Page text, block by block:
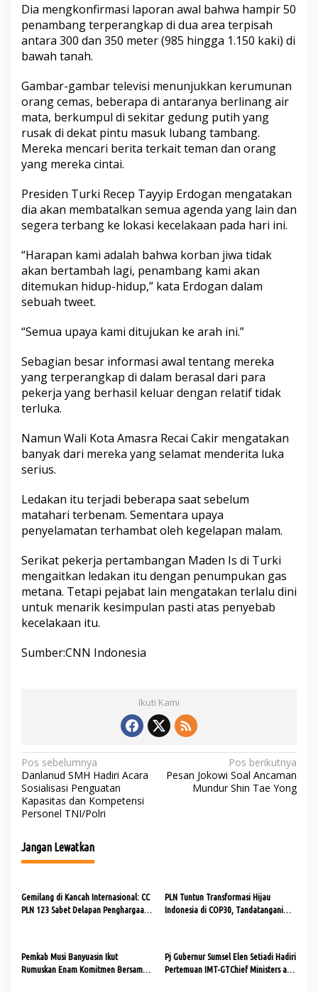
5
0
M
a
h
T
e
r
p
e
g
k
a
Dia mengkonfirmasi laporan awal bahwa hampir 50
penambang terperangkap di dua area terpisah
antara 300 dan 350 meter (985 hingga 1.150 kaki) di
bawah tanah.
Gambar-gambar televisi menunjukkan kerumunan
orang cemas, beberapa di antaranya berlinang air
mata, berkumpul di sekitar gedung putih yang
rusak di dekat pintu masuk lubang tambang.
Mereka mencari berita terkait teman dan orang
yang mereka cintai.
Presiden Turki Recep Tayyip Erdogan mengatakan
dia akan membatalkan semua agenda yang lain dan
segera terbang ke lokasi kecelakaan pada hari ini.
“Harapan kami adalah bahwa korban jiwa tidak
akan bertambah lagi, penambang kami akan
ditemukan hidup-hidup,” kata Erdogan dalam
sebuah tweet.
“Semua upaya kami ditujukan ke arah ini.”
Sebagian besar informasi awal tentang mereka
yang terperangkap di dalam berasal dari para
pekerja yang berhasil keluar dengan relatif tidak
terluka.
Namun Wali Kota Amasra Recai Cakir mengatakan
banyak dari mereka yang selamat menderita luka
serius.
Ledakan itu terjadi beberapa saat sebelum
matahari terbenam. Sementara upaya
penyelamatan terhambat oleh kegelapan malam.
Serikat pekerja pertambangan Maden Is di Turki
mengaitkan ledakan itu dengan penumpukan gas
metana. Tetapi pejabat lain mengatakan terlalu dini
untuk menarik kesimpulan pasti atas penyebab
kecelakaan itu.
Sumber:CNN Indonesia
Ikuti Kami
N
a
v
g
a
i
s
Pos sebelumnya
Danlanud SMH Hadiri Acara
Sosialisasi Penguatan
Kapasitas dan Kompetensi
Personel TNI/Polri
Pos berikutnya
Pesan Jokowi Soal Ancaman
Mundur Shin Tae Yong
Jangan Lewatkan
Gemilang di Kancah Internasional: CC
PLN 123 Sabet Delapan Penghargaan
PLN Tuntun Transformasi Hijau
Indonesia di COP30, Tandatangani
Pemkab Musi Banyuasin Ikut
Rumuskan Enam Komitmen Bersama
Pj Gubernur Sumsel Elen Setiadi Hadiri
Pertemuan IMT-GTChief Ministers and